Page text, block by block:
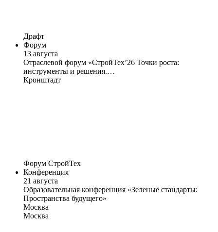
Драфт
Форум
13 августа
Отраслевой форум «СтройТех’26 Точки роста:
инструменты и решения.…
Кронштадт
Форум СтройТех
Конференция
21 августа
Образовательная конференция «Зеленые стандарты:
Пространства будущего»
Москва
Москва